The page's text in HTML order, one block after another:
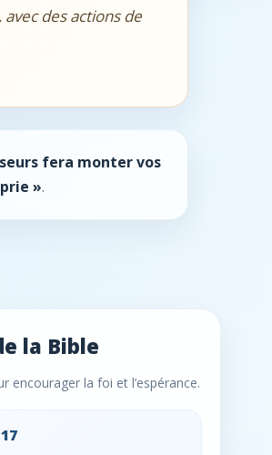
des actions de
fera monter vos
».
la Bible
encourager la foi et l’espérance.